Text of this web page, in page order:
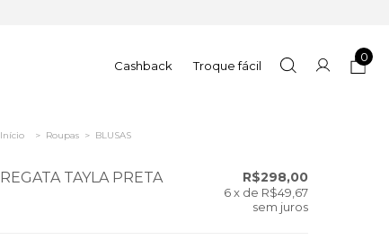
Cashback Troque fácil
0
Início > Roupas > BLUSAS
REGATA TAYLA PRETA R$298,00
6 x de R$49,67
sem juros